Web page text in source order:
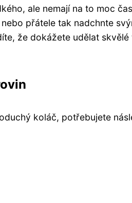
ale nemají na to moc
přátele tak nadchnte
že dokážete udělat
koláč, potřebujete